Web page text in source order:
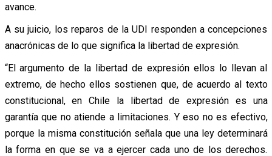
avance.
A su juicio, los reparos de la UDI responden a concepciones
anacrónicas de lo que significa la libertad de expresión.
“El argumento de la libertad de expresión ellos lo llevan al
extremo, de hecho ellos sostienen que, de acuerdo al texto
constitucional, en Chile la libertad de expresión es una
garantía que no atiende a limitaciones. Y eso no es efectivo,
porque la misma constitución señala que una ley determinará
la forma en que se va a ejercer cada uno de los derechos.